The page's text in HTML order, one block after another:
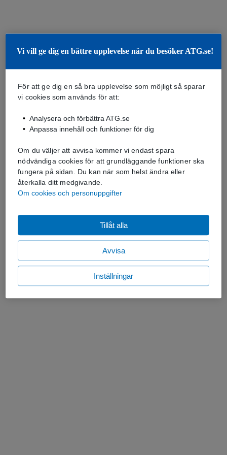
Vi vill ge dig en bättre upplevelse när du besöker ATG.se!
För att ge dig en så bra upplevelse som möjligt så sparar
vi cookies som används för att:
Analysera och förbättra ATG.se
Anpassa innehåll och funktioner för dig
Om du väljer att avvisa kommer vi endast spara
nödvändiga cookies för att grundläggande funktioner ska
fungera på sidan. Du kan när som helst ändra eller
återkalla ditt medgivande.
Om cookies och personuppgifter
Avvisa
Tillåt alla
Inställningar